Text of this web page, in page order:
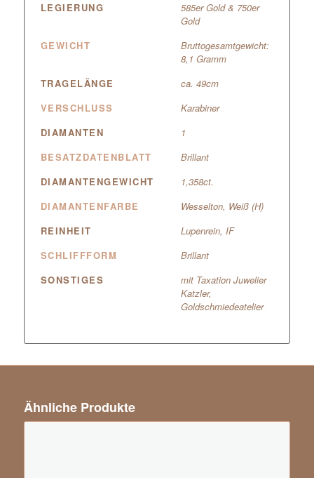
LEGIERUNG
585er Gold & 750er
Gold
GEWICHT
Bruttogesamtgewicht:
8,1 Gramm
TRAGELÄNGE
ca. 49cm
VERSCHLUSS
Karabiner
DIAMANTEN
1
BESATZDATENBLATT
Brillant
DIAMANTENGEWICHT
1,358ct.
DIAMANTENFARBE
Wesselton, Weiß (H)
REINHEIT
Lupenrein, IF
SCHLIFFFORM
Brillant
SONSTIGES
mit Taxation Juwelier
Katzler,
Goldschmiedeatelier
Ähnliche Produkte